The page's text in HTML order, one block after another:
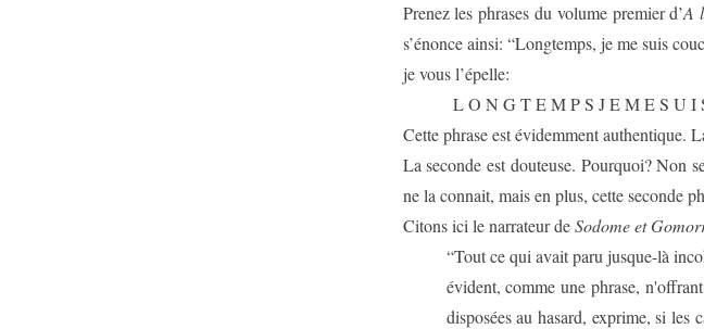
Prenez les phrases du volume premier d’A
s’énonce ainsi: “Longtemps, je me suis
je vous l’épelle:
L O N G T E M P S J E M E S U
Cette phrase est évidemment authentique.
La seconde est douteuse. Pourquoi? Non
ne la connait, mais en plus, cette seconde
Citons ici le narrateur deSodome et
“Tout ce qui avait paru jusque-là
évident, comme une phrase,
disposées au hasard, exprime, si les